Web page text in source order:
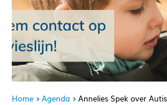
Home Agenda
Annelies Spek over